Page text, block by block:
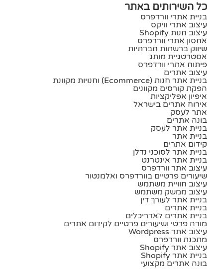
כל השירותים באתר
בניית אתרי וורדפרס
עיצוב אתרי וויקס
עיצוב חנות Shopify
אחסון אתרי וורדפרס
שיווק ברשתות חברתיות
אסטרטגיית מותג
פיתוח אתרי וורדפרס
עיצוב אתרים
בניית אתר חנות (ecommerce) וחנויות מקוונת
הפקת קורסים מקוונים
איפיון אפליקציות
אירוח אתרים בישראל
אתר לעסק
בונה אתרים
בניית אתר לעסק
בניית אתר
קידום אתרים
בניית אתר לסוכני נדלן
בניית אתר אינטרנט
עיצוב אתר וורדפרס
שיעורים פרטיים בוורדפרס ואלמנטור
עיצוב חוויית משתמש
עיצוב ממשק משתמש
בניית אתר לעורך דין
בניית אתרים
בניית אתרים לאדריכלים
מורה פרטי ושיעורים פרטיים לקידום אתרים
עיצוב אתר Wordpress
מתכנת וורדפרס
עיצוב אתר Shopify
בניית אתר Shopify
בונה אתרים מקצועי